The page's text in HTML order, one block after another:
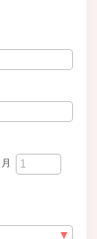
月